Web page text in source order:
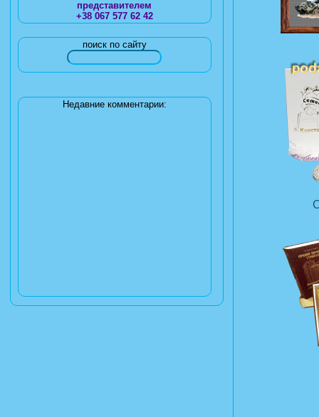
представителем
+38 067 577 62 42
поиск по сайту
Недавние комментарии: